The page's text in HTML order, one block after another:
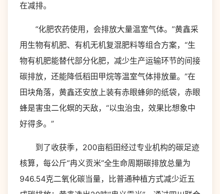
在减排。
“化肥农药使用，会排放大量温室气体。”黄鑫采
用生物有机肥、有机无机复混肥料等组合方案，“生
物有机肥能替代部分化肥，减少生产运输环节的间接
碳排放，还能降低稻田甲烷等温室气体排放量。”在
田块角落，黄鑫还安放上装有赤眼蜂卵的纸袋，赤眼
蜂是害虫二化螟的天敌，“以虫治虫，效果比想象中
好得多。”
到了收获季，200亩稻田经过专业机构的碳足迹
核算，每公斤“冉义贡米”全生命周期碳排放总量为
946.54克二氧化碳当量，比普通种植方式减少近五